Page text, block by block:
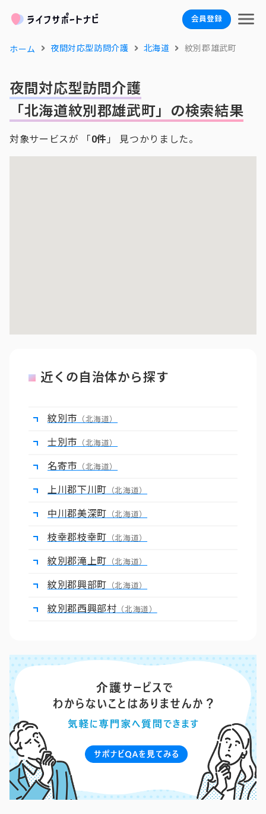
会員登録
ホーム 夜間対応型訪問介護 北海道 紋別郡雄武町
夜間対応型訪問介護
「北海道紋別郡雄武町」の検索結果
対象サービスが 「0件 」 見つかりました。
近くの自治体から探す
紋別市 （北海道）
士別市 （北海道）
名寄市 （北海道）
上川郡下川町 （北海道）
中川郡美深町 （北海道）
枝幸郡枝幸町 （北海道）
紋別郡滝上町 （北海道）
紋別郡興部町 （北海道）
紋別郡西興部村 （北海道）